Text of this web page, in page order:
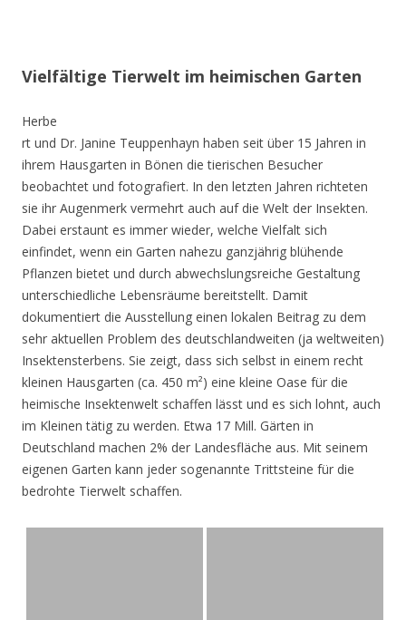
Vielfältige Tierwelt im heimischen Garten
Herbe
rt und Dr. Janine Teuppenhayn haben seit über 15 Jahren in
ihrem Hausgarten in Bönen die tierischen Besucher
beobachtet und fotografiert. In den letzten Jahren richteten
sie ihr Augenmerk vermehrt auch auf die Welt der Insekten.
Dabei erstaunt es immer wieder, welche Vielfalt sich
einfindet, wenn ein Garten nahezu ganzjährig blühende
Pflanzen bietet und durch abwechslungsreiche Gestaltung
unterschiedliche Lebensräume bereitstellt. Damit
dokumentiert die Ausstellung einen lokalen Beitrag zu dem
sehr aktuellen Problem des deutschlandweiten (ja weltweiten)
Insektensterbens. Sie zeigt, dass sich selbst in einem recht
kleinen Hausgarten (ca. 450 m²) eine kleine Oase für die
heimische Insektenwelt schaffen lässt und es sich lohnt, auch
im Kleinen tätig zu werden. Etwa 17 Mill. Gärten in
Deutschland machen 2% der Landesfläche aus. Mit seinem
eigenen Garten kann jeder sogenannte Trittsteine für die
bedrohte Tierwelt schaffen.